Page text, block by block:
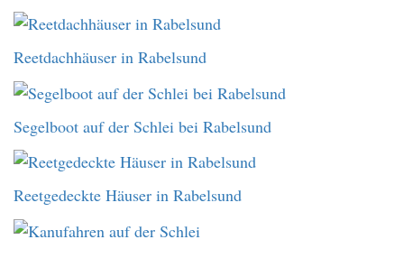
Reetdachhäuser in Rabelsund
Segelboot auf der Schlei bei Rabelsund
Reetgedeckte Häuser in Rabelsund